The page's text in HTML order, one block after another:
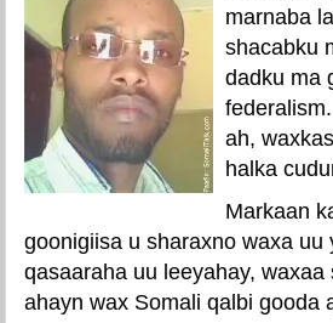
marnaba
shacabku
dadku ma
ah,
halka
Markaan
goonigiisa u sharaxno waxa
qasaaraha uu leeyahay,
ahayn wax Somali qalbi gooda